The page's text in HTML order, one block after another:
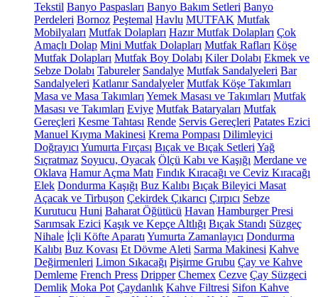
Tekstil Banyo Paspasları Banyo Bakım Setleri Banyo
Perdeleri Bornoz Peştemal Havlu MUTFAK Mutfak
Mobilyaları Mutfak Dolapları Hazır Mutfak Dolapları Çok
Amaçlı Dolap Mini Mutfak Dolapları Mutfak Rafları Köşe
Mutfak Dolapları Mutfak Boy Dolabı Kiler Dolabı Ekmek ve
Sebze Dolabı Tabureler Sandalye Mutfak Sandalyeleri Bar
Sandalyeleri Katlanır Sandalyeler Mutfak Köşe Takımları
Masa ve Masa Takımları Yemek Masası ve Takımları Mutfak
Masası ve Takımları Eviye Mutfak Bataryaları Mutfak
Gereçleri Kesme Tahtası Rende Servis Gereçleri Patates Ezici
Manuel Kıyma Makinesi Krema Pompası Dilimleyici
Doğrayıcı Yumurta Fırçası Bıçak ve Bıçak Setleri Yağ
Sıçratmaz Soyucu, Oyacak Ölçü Kabı ve Kaşığı Merdane ve
Oklava Hamur Açma Matı Fındık Kıracağı ve Ceviz Kıracağı
Elek Dondurma Kaşığı Buz Kalıbı Bıçak Bileyici Masat
Açacak ve Tirbuşon Çekirdek Çıkarıcı Çırpıcı Sebze
Kurutucu Huni Baharat Öğütücü Havan Hamburger Presi
Sarımsak Ezici Kaşık ve Kepçe Altlığı Bıçak Standı Süzgeç
Nihale İçli Köfte Aparatı Yumurta Zamanlayıcı Dondurma
Kalıbı Buz Kovası Et Dövme Aleti Sarma Makinesi Kahve
Değirmenleri Limon Sıkacağı Pişirme Grubu Çay ve Kahve
Demleme French Press Dripper Chemex Cezve Çay Süzgeci
Demlik Moka Pot Çaydanlık Kahve Filtresi Sifon Kahve